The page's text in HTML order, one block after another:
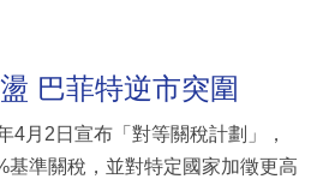
巴菲特逆市突圍
4月2日宣布「對等關稅計劃」，
基準關稅，並對特定國家加徵更高